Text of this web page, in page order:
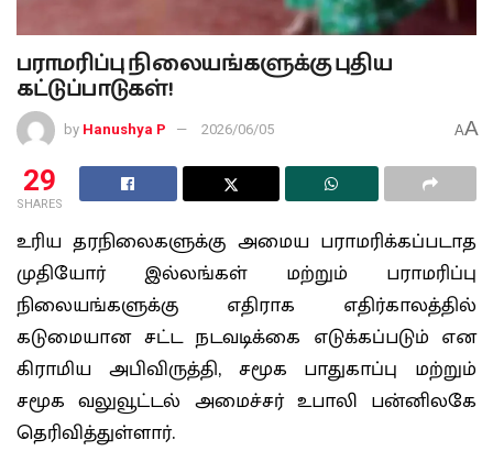
பராமரிப்பு நிலையங்களுக்கு புதிய
கட்டுப்பாடுகள்!
by Hanushya P 2026/06/05 AA
29
SHARES
உரிய தரநிலைகளுக்கு அமைய பராமரிக்கப்படாத
முதியோர் இல்லங்கள் மற்றும் பராமரிப்பு
நிலையங்களுக்கு எதிராக எதிர்காலத்தில்
கடுமையான சட்ட நடவடிக்கை எடுக்கப்படும் என
கிராமிய அபிவிருத்தி, சமூக பாதுகாப்பு மற்றும்
சமூக வலுவூட்டல் அமைச்சர் உபாலி பன்னிலகே
தெரிவித்துள்ளார்.